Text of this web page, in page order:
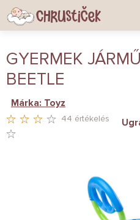
Ugrás
fő
GYERMEK
BEETLE
44 értékelés
Márka: Toyz